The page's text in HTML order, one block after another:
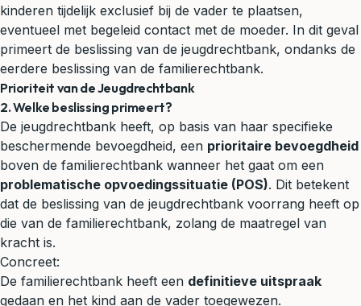
kinderen tijdelijk exclusief bij de vader te plaatsen,
eventueel met begeleid contact met de moeder. In dit geval
primeert de beslissing van de jeugdrechtbank, ondanks de
eerdere beslissing van de familierechtbank.
Prioriteit van de Jeugdrechtbank
2. Welke beslissing primeert?
De jeugdrechtbank heeft, op basis van haar specifieke
beschermende bevoegdheid, een prioritaire bevoegdheid
boven de familierechtbank wanneer het gaat om een
problematische opvoedingssituatie (POS). Dit betekent
dat de beslissing van de jeugdrechtbank voorrang heeft op
die van de familierechtbank, zolang de maatregel van
kracht is.
Concreet:
De familierechtbank heeft een definitieve uitspraak
gedaan en het kind aan de vader toegewezen.